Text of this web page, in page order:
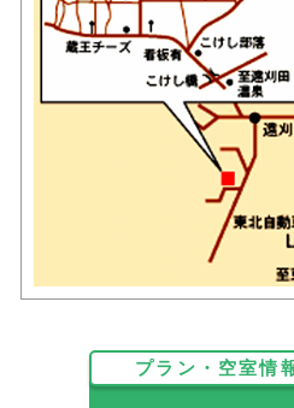
プラン・空室情